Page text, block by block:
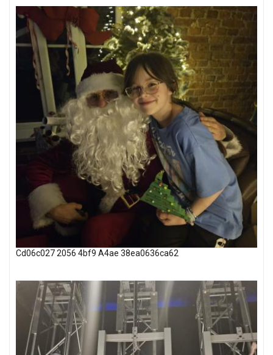
Cd06c027 2056 4bf9 A4ae 38ea0636ca62